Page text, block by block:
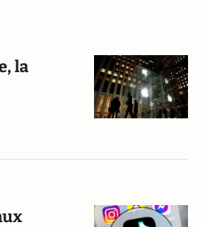
la